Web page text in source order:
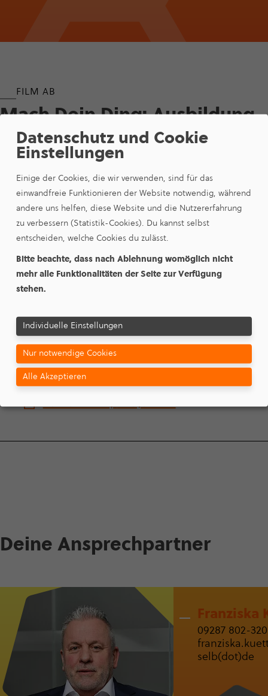
FILM AB
Mach Dein Ding: Ausbil­dung
bei der ESM
Aus­bil­dung_Indus­trie­kauf­frau_Indus­trie­kauf­
mann_.pdf
09.09.2025 |829,94 KB
Deine Ansprech­partner
Franziska
09287 802-320
selb(dot)de
Datenschutz und Cookie
Einstellungen
Einige der Cookies, die wir verwenden, sind für das
einwandfreie Funktionieren der Website notwendig, während
andere uns helfen, diese Website und die Nutzererfahrung
zu verbessern (Statistik-Cookies). Du kannst selbst
entscheiden, welche Cookies du zulässt.
Bitte beachte, dass nach Ablehnung womöglich nicht
mehr alle Funktionalitäten der Seite zur Verfügung
stehen.
Individuelle Einstellungen
Nur notwendige Cookies
Alle Akzeptieren